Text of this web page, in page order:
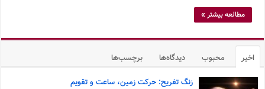
مطالعه بیشتر »
اخیر محبوب دیدگاه‌ها برچسب‌ها
زنگ تفریح: حرکت زمین، ساعت و تقویم